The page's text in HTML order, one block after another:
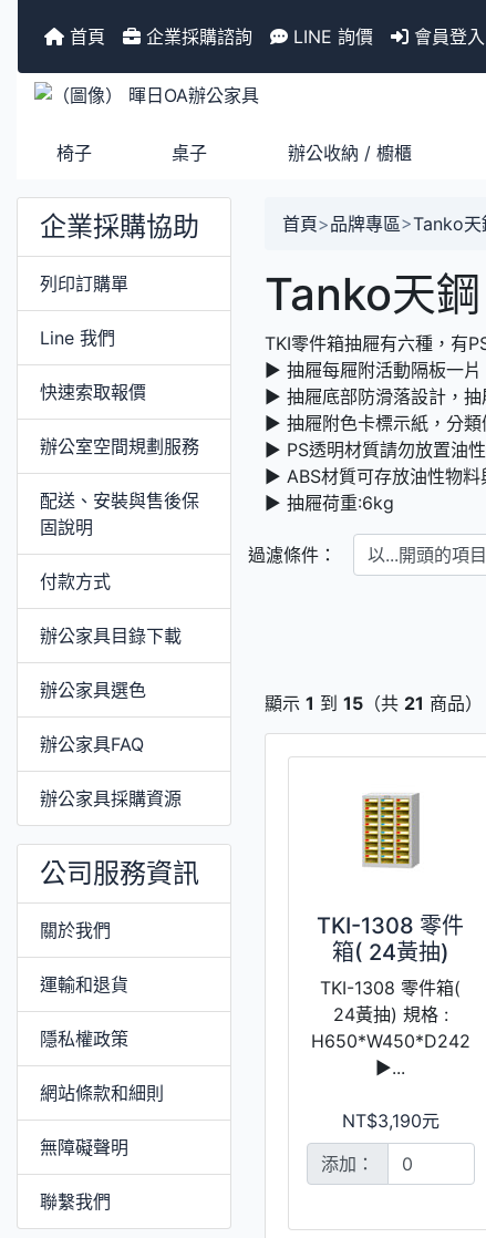
首頁 企業採購諮詢 LINE 詢價 會員登入
椅子 桌子 辦公收納 / 櫥櫃
企業採購協助
列印訂購單
Line 我們
快速索取報價
辦公室空間規劃服務
配送、安裝與售後保
固說明
付款方式
辦公家具目錄下載
辦公家具選色
辦公家具FAQ
辦公家具採購資源
公司服務資訊
關於我們
運輸和退貨
隱私權政策
網站條款和細則
無障礙聲明
聯繫我們
首頁>品牌專區>Tanko天
Tanko天
TKI零件箱抽屜有六種，有
► 抽屜每屜附活動隔板一片
► 抽屜底部防滑落設計，抽
► 抽屜附色卡標示紙，分
► PS透明材質請勿放置油性
► ABS材質可存放油性物料
► 抽屜荷重:6kg
過濾條件：
以...開頭的項目
顯示 1 到 15 （共 21 商品）
TKI-1308 零件
箱( 24黃抽)
TKI-1308 零件箱(
24黃抽) 規格 :
H650*W450*D242
►...
NT$3,190元
添加：